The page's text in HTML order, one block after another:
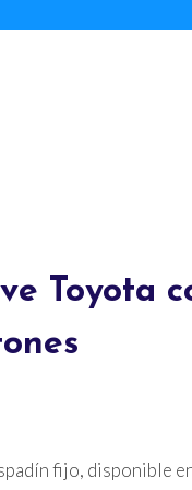
Toyota
fijo, disponible